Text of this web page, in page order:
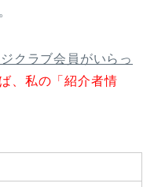
クラブ会員がいらっ
、私の「紹介者情